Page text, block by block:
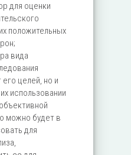
для оценки
положительных
вида
его целей, но и
использовании
можно будет в
для